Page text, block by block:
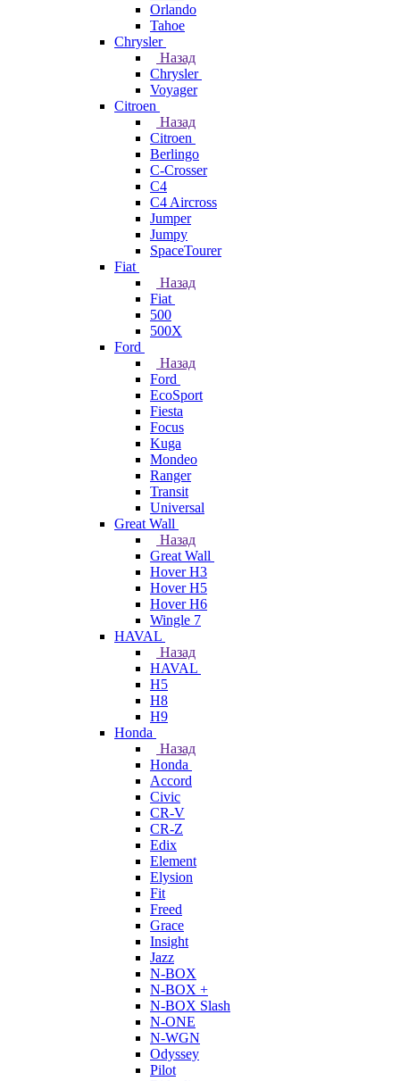
Orlando
Tahoe
Chrysler
Назад
Chrysler
Voyager
Citroen
Назад
Citroen
Berlingo
C-Crosser
C4
C4 Aircross
Jumper
Jumpy
SpaceTourer
Fiat
Назад
Fiat
500
500X
Ford
Назад
Ford
EcoSport
Fiesta
Focus
Kuga
Mondeo
Ranger
Transit
Universal
Great Wall
Назад
Great Wall
Hover H3
Hover H5
Hover H6
Wingle 7
HAVAL
Назад
HAVAL
H5
H8
H9
Honda
Назад
Honda
Accord
Civic
CR-V
CR-Z
Edix
Element
Elysion
Fit
Freed
Grace
Insight
Jazz
N-BOX
N-BOX +
N-BOX Slash
N-ONE
N-WGN
Odyssey
Pilot